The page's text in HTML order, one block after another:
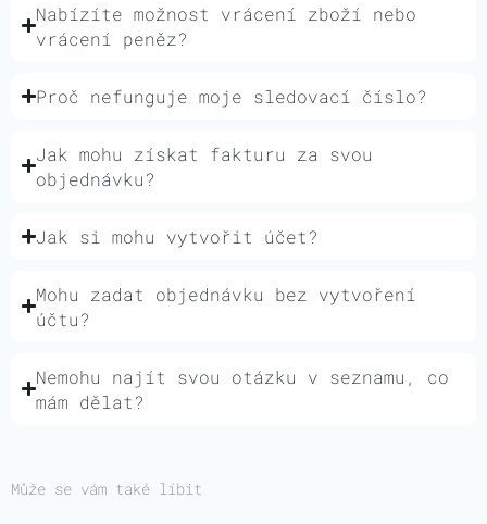
Nabízíte možnost vrácení zboží nebo
vrácení peněz?
Proč nefunguje moje sledovací číslo?
Jak mohu získat fakturu za svou
objednávku?
Jak si mohu vytvořit účet?
Mohu zadat objednávku bez vytvoření
účtu?
Nemohu najít svou otázku v seznamu, co
mám dělat?
Může se vám také líbit